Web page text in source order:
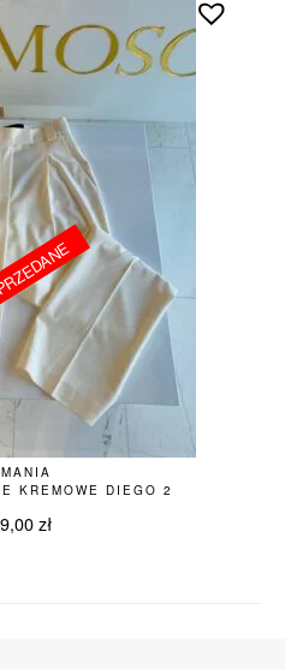
KREMOWE DIEGO 2
zł